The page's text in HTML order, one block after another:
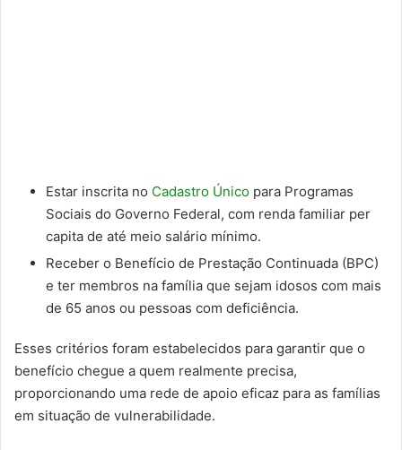
Estar inscrita no Cadastro Único para Programas
Sociais do Governo Federal, com renda familiar per
capita de até meio salário mínimo.
Receber o Benefício de Prestação Continuada (BPC)
e ter membros na família que sejam idosos com mais
de 65 anos ou pessoas com deficiência.
Esses critérios foram estabelecidos para garantir que o
benefício chegue a quem realmente precisa,
proporcionando uma rede de apoio eficaz para as famílias
em situação de vulnerabilidade.